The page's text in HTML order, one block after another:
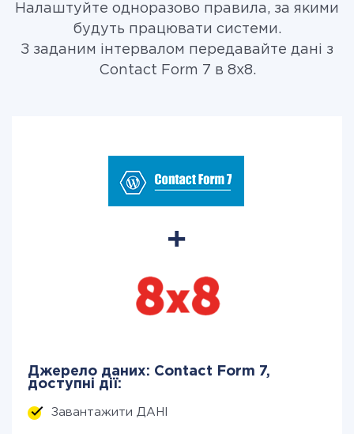
Налаштуйте одноразово правила, за якими
будуть працювати системи.
З заданим інтервалом передавайте дані з
Contact Form 7 в 8x8.
Джерело даних: Contact Form 7,
доступні дії:
Завантажити ДАНІ